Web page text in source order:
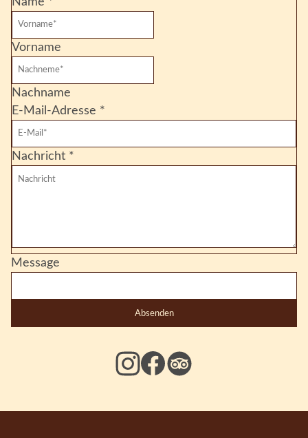
Vorname
Nachname
E-Mail-Adresse *
Nachricht *
Message
Absenden